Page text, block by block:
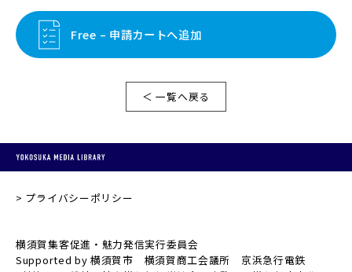
Free – 申請カートへ追加
＜ 一覧へ戻る
プライバシーポリシー
横須賀集客促進・魅力発信実行委員会
Supported by 横須賀市 横須賀商工会議所 京浜急行電鉄